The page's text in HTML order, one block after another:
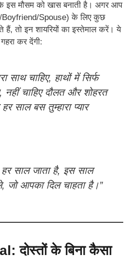
के इस मौसम को खास बनाती है। अगर आप
Boyfriend/Spouse) के लिए कुछ
हैं, तो इन शायरियों का इस्तेमाल करें। ये
कर देंगी:
साथ चाहिए, हाथों में सिर्फ
नहीं चाहिए दौलत और शोहरत
साल बस तुम्हारा प्यार
साल जाता है, इस साल
जो आपका दिल चाहता है।”
दोस्तों के बिना कैसा